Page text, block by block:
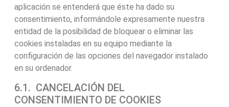
aplicación se entenderá que éste ha dado su
consentimiento, informándole expresamente nuestra
entidad de la posibilidad de bloquear o eliminar las
cookies instaladas en su equipo mediante la
configuración de las opciones del navegador instalado
en su ordenador.
6.1. CANCELACIÓN DEL
CONSENTIMIENTO DE COOKIES